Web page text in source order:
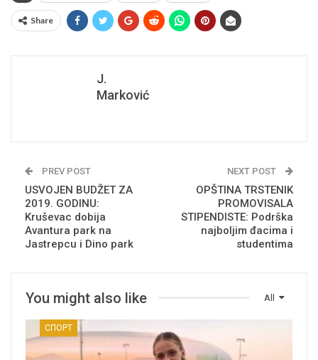
Share
J.
Marković
PREV POST
USVOJEN BUDŽET ZA
2019. GODINU:
Kruševac dobija
Avantura park na
Jastrepcu i Dino park
NEXT POST
OPŠTINA TRSTENIK
PROMOVISALA
STIPENDISTE: Podrška
najboljim đacima i
studentima
All
You might also like
СПОРТ